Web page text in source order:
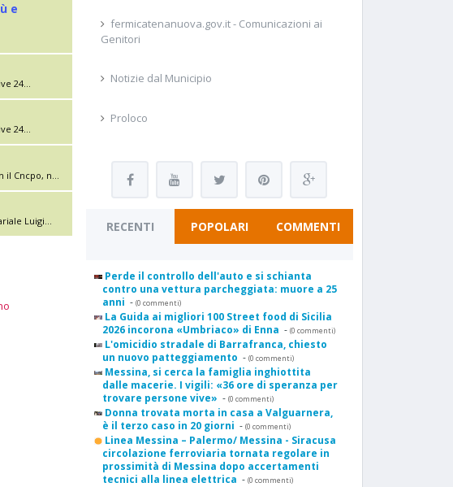
e
24...
24...
Cncpo, n...
Luigi...
fermicatenanuova.gov.it - Comunicazioni ai
Genitori
Notizie dal Municipio
Proloco
RECENTI POPOLARI COMMENTI
Perde il controllo dell'auto e si schianta
contro una vettura parcheggiata: muore a 25
anni - (0 commenti)
La Guida ai migliori 100 Street food di Sicilia
2026 incorona «Umbriaco» di Enna - (0 commenti)
L'omicidio stradale di Barrafranca, chiesto
un nuovo patteggiamento - (0 commenti)
Messina, si cerca la famiglia inghiottita
dalle macerie. I vigili: «36 ore di speranza per
trovare persone vive» - (0 commenti)
Donna trovata morta in casa a Valguarnera,
è il terzo caso in 20 giorni - (0 commenti)
Linea Messina – Palermo/ Messina - Siracusa
circolazione ferroviaria tornata regolare in
prossimità di Messina dopo accertamenti
tecnici alla linea elettrica - (0 commenti)